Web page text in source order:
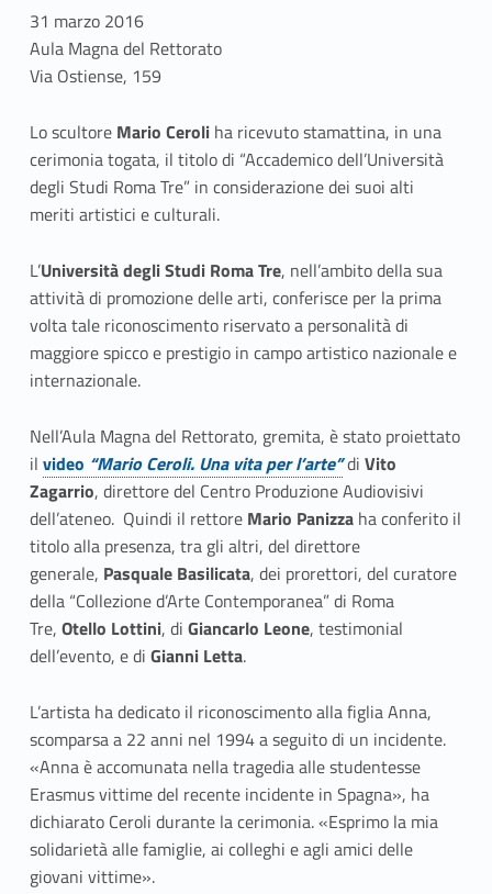
C
o
n
f
e
r
i
m
e
n
t
o
d
e
l
i
t
o
l
31 marzo 2016
Aula Magna del Rettorato
Via Ostiense, 159
Lo scultore Mario Ceroliha ricevuto stamattina, in una
cerimonia togata, il titolo di “Accademico dell’Università
degli Studi Roma Tre” in considerazione dei suoi alti
meriti artistici e culturali.
L’Università degli Studi Roma Tre, nell’ambito della sua
attività di promozione delle arti, conferisce per la prima
volta tale riconoscimento riservato a personalità di
maggiore spicco e prestigio in campo artistico nazionale e
internazionale.
Nell’Aula Magna del Rettorato, gremita, è stato proiettato
il
Link identifier #identifier__184951-1
video “Mario Ceroli. Una vita per l’arte”di Vito
Zagarrio, direttore del Centro Produzione Audiovisivi
dell’ateneo. Quindi il rettore Mario Panizzaha conferito il
titolo alla presenza, tra gli altri, del direttore
generale, Pasquale Basilicata, dei prorettori, del curatore
della “Collezione d’Arte Contemporanea” di Roma
Tre, Otello Lottini, di Giancarlo Leone, testimonial
dell’evento, e di Gianni Letta.
L’artista ha dedicato il riconoscimento alla figlia Anna,
scomparsa a 22 anni nel 1994 a seguito di un incidente.
«Anna è accomunata nella tragedia alle studentesse
Erasmus vittime del recente incidente in Spagna», ha
dichiarato Ceroli durante la cerimonia. «Esprimo la mia
solidarietà alle famiglie, ai colleghi e agli amici delle
giovani vittime».